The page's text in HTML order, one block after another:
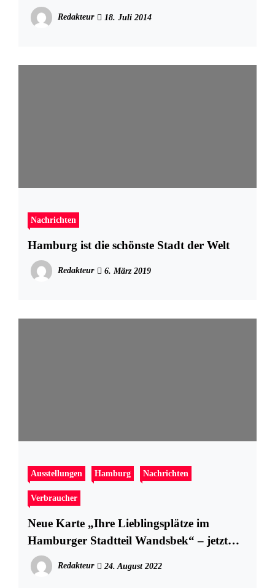
Redakteur 18. Juli 2014
Nachrichten
Hamburg ist die schönste Stadt der Welt
Redakteur 6. März 2019
Ausstellungen Hamburg Nachrichten
Verbraucher
Neue Karte „Ihre Lieblingsplätze im
Hamburger Stadtteil Wandsbek“ – jetzt
kostenlos im QUARREE
Redakteur 24. August 2022